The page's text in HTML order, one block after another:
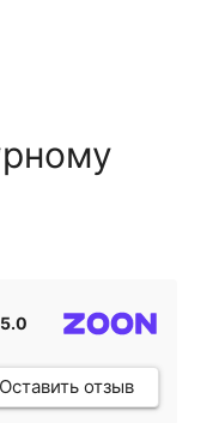
5.0
Оставить отзыв